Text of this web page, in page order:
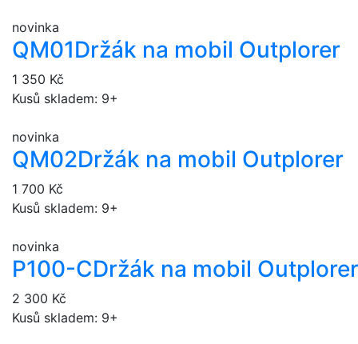
novinka
QM01Držák na mobil Outplorer
1 350 Kč
Kusů skladem: 9+
novinka
QM02Držák na mobil Outplorer
1 700 Kč
Kusů skladem: 9+
novinka
P100-CDržák na mobil
2 300 Kč
Kusů skladem: 9+